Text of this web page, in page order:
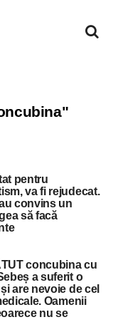
pentru
va fi rejudecat.
convins un
să facă
concubina cu
a suferit o
are nevoie de cel
Oamenii
nu se